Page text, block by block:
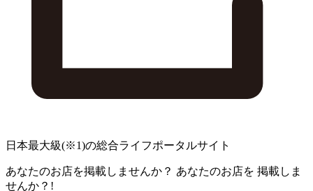
日本最大級(※1)の総合ライフポータルサイト
あなたのお店を掲載しませんか？ あなたのお店を 掲載しま
せんか？!